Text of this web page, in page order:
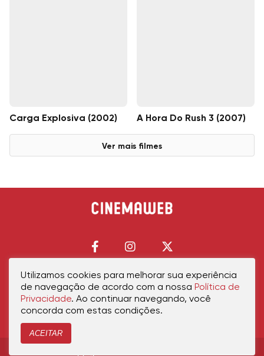
Carga Explosiva (2002) A Hora Do Rush 3 (2007)
Ver mais filmes
Início Política de Privacidade Política de Cookies Contato
Utilizamos cookies para melhorar sua experiência
de navegação de acordo com a nossa Política de
Privacidade. Ao continuar navegando, você
concorda com estas condições.
ACEITAR